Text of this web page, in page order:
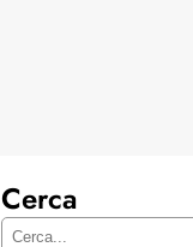
Cerca
C